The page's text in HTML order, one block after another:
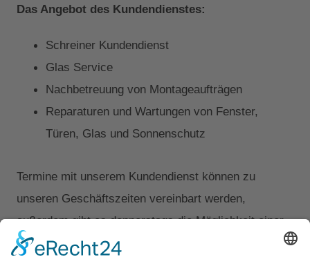
Das Angebot des Kundendienstes:
Schreiner Kundendienst
Glas Service
Nachbetreuung von Montageaufträgen
Reparaturen und Wartungen von Fenster,
Türen, Glas und Sonnenschutz
Termine mit unserem Kundendienst können zu
unseren Geschäftszeiten vereinbart werden,
außerdem gibt es donnerstags die Möglichkeit einer
Abendterminierung bis 18:00 Uhr sowie Freitags eine